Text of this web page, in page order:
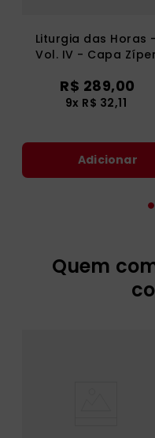
Liturgia das Horas -
Vol. IV - Capa Zíper
R$ 289,00
9x R$ 32,11
Adicionar
Quem